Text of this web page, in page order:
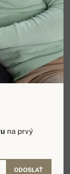
na prvý
ODOSLAŤ